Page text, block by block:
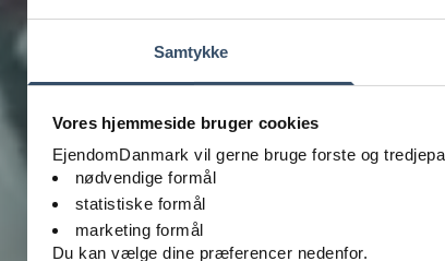
Samtykke
Vores hjemmeside bruger cookies
EjendomDanmark vil gerne bruge forste og
nødvendige formål
statistiske formål
marketing formål
Du kan vælge dine præferencer nedenfor.